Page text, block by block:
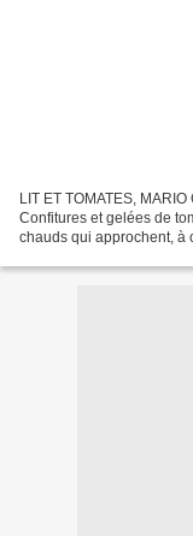
LIT ET TOMATES,
Confitures et gelées de
chauds qui approchent, à